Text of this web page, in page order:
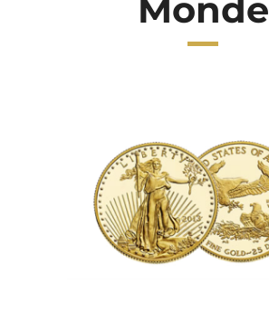
Monde